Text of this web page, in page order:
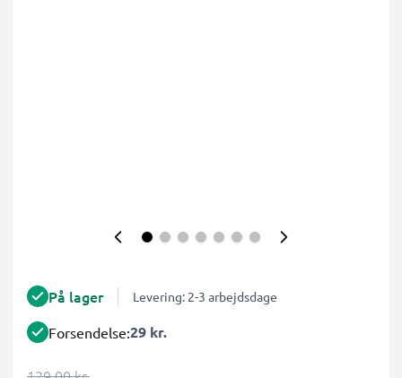
På lager Levering: 2-3 arbejdsdage
Forsendelse:29 kr.